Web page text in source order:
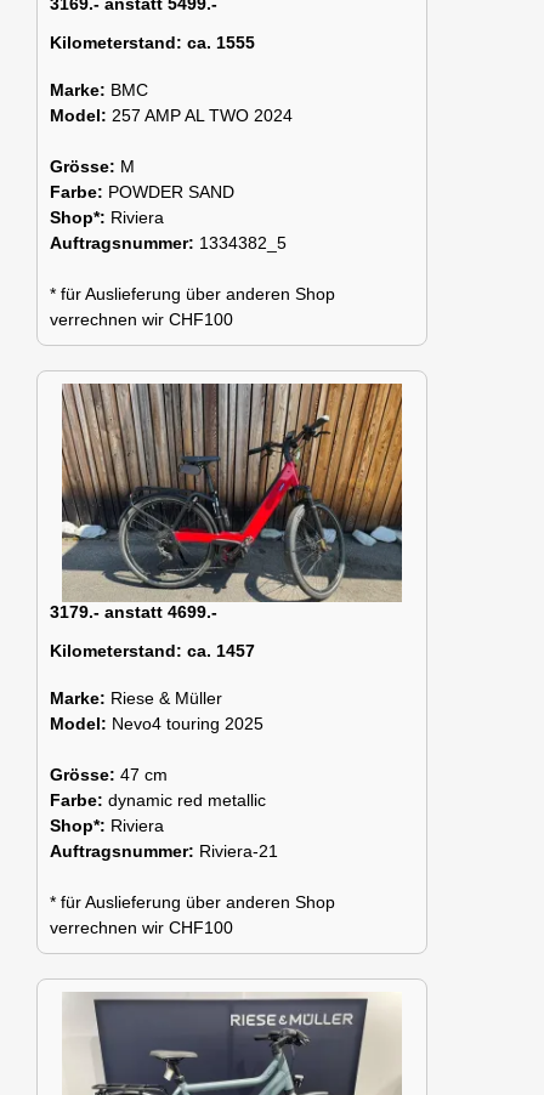
Kilometerstand: ca. 1555
Marke: BMC
Model: 257 AMP AL TWO 2024
Grösse: M
Farbe: POWDER SAND
Shop*: Riviera
Auftragsnummer: 1334382_5
* für Auslieferung über anderen Shop
verrechnen wir CHF100
3179.- anstatt 4699.-
Kilometerstand: ca. 1457
Marke: Riese & Müller
Model: Nevo4 touring 2025
Grösse: 47 cm
Farbe: dynamic red metallic
Shop*: Riviera
Auftragsnummer: Riviera-21
* für Auslieferung über anderen Shop
verrechnen wir CHF100